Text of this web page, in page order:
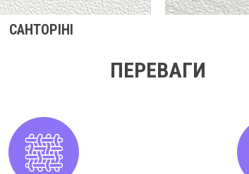
САНТОРІНІ
ПЕРЕВАГИ